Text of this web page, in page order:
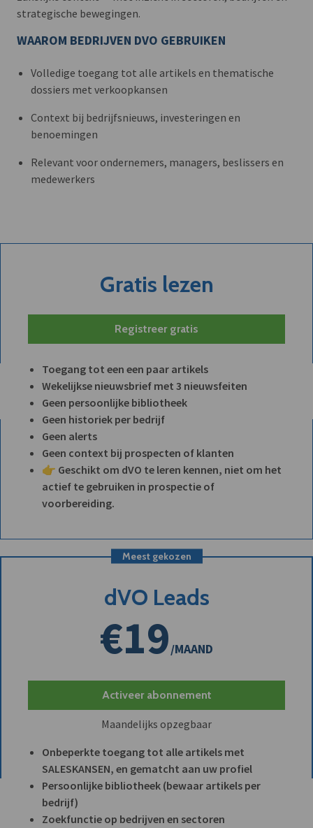
strategische bewegingen.
WAAROM BEDRIJVEN DVO GEBRUIKEN
Volledige toegang tot alle artikels en thematische
dossiers met verkoopkansen
Context bij bedrijfsnieuws, investeringen en
benoemingen
Relevant voor ondernemers, managers, beslissers en
medewerkers
Gratis lezen
Registreer gratis
Toegang tot een een paar artikels
Wekelijkse nieuwsbrief met 3 nieuwsfeiten
Geen persoonlijke bibliotheek
Geen historiek per bedrijf
Geen alerts
Geen context bij prospecten of klanten
👉 Geschikt om dVO te leren kennen, niet om het
actief te gebruiken in prospectie of
voorbereiding.
Meest gekozen
dVO Leads
€19/MAAND
Activeer abonnement
Maandelijks opzegbaar
Onbeperkte toegang tot alle artikels met
SALESKANSEN, en gematcht aan uw profiel
Persoonlijke bibliotheek (bewaar artikels per
bedrijf)
Zoekfunctie op bedrijven en sectoren